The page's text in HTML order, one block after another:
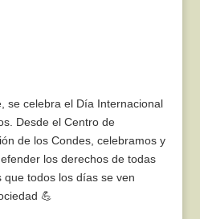
se celebra el Día Internacional
Desde el Centro de
de los Condes, celebramos y
los derechos de todas
que todos los días se ven
💪